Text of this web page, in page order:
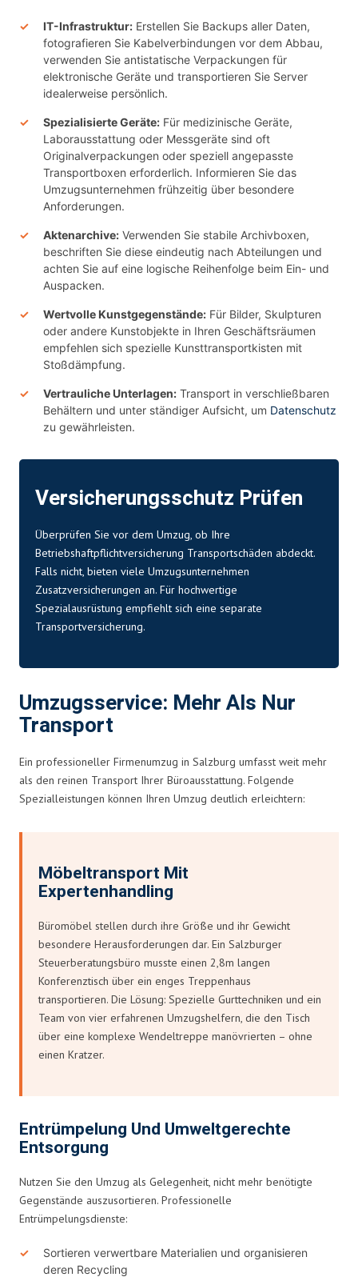
IT-Infrastruktur: Erstellen Sie Backups aller Daten,
fotografieren Sie Kabelverbindungen vor dem Abbau,
verwenden Sie antistatische Verpackungen für
elektronische Geräte und transportieren Sie Server
idealerweise persönlich.
Spezialisierte Geräte: Für medizinische Geräte,
Laborausstattung oder Messgeräte sind oft
Originalverpackungen oder speziell angepasste
Transportboxen erforderlich. Informieren Sie das
Umzugsunternehmen frühzeitig über besondere
Anforderungen.
Aktenarchive: Verwenden Sie stabile Archivboxen,
beschriften Sie diese eindeutig nach Abteilungen und
achten Sie auf eine logische Reihenfolge beim Ein- und
Auspacken.
Wertvolle Kunstgegenstände: Für Bilder, Skulpturen
oder andere Kunstobjekte in Ihren Geschäftsräumen
empfehlen sich spezielle Kunsttransportkisten mit
Stoßdämpfung.
Vertrauliche Unterlagen: Transport in verschließbaren
Behältern und unter ständiger Aufsicht, um Datenschutz
zu gewährleisten.
Versicherungsschutz Prüfen
Überprüfen Sie vor dem Umzug, ob Ihre
Betriebshaftpflichtversicherung Transportschäden abdeckt.
Falls nicht, bieten viele Umzugsunternehmen
Zusatzversicherungen an. Für hochwertige
Spezialausrüstung empfiehlt sich eine separate
Transportversicherung.
Umzugsservice: Mehr Als Nur
Transport
Ein professioneller Firmenumzug in Salzburg umfasst weit mehr
als den reinen Transport Ihrer Büroausstattung. Folgende
Spezialleistungen können Ihren Umzug deutlich erleichtern:
Möbeltransport Mit
Expertenhandling
Büromöbel stellen durch ihre Größe und ihr Gewicht
besondere Herausforderungen dar. Ein Salzburger
Steuerberatungsbüro musste einen 2,8m langen
Konferenztisch über ein enges Treppenhaus
transportieren. Die Lösung: Spezielle Gurttechniken und ein
Team von vier erfahrenen Umzugshelfern, die den Tisch
über eine komplexe Wendeltreppe manövrierten – ohne
einen Kratzer.
Entrümpelung Und Umweltgerechte
Entsorgung
Nutzen Sie den Umzug als Gelegenheit, nicht mehr benötigte
Gegenstände auszusortieren. Professionelle
Entrümpelungsdienste:
Sortieren verwertbare Materialien und organisieren
deren Recycling